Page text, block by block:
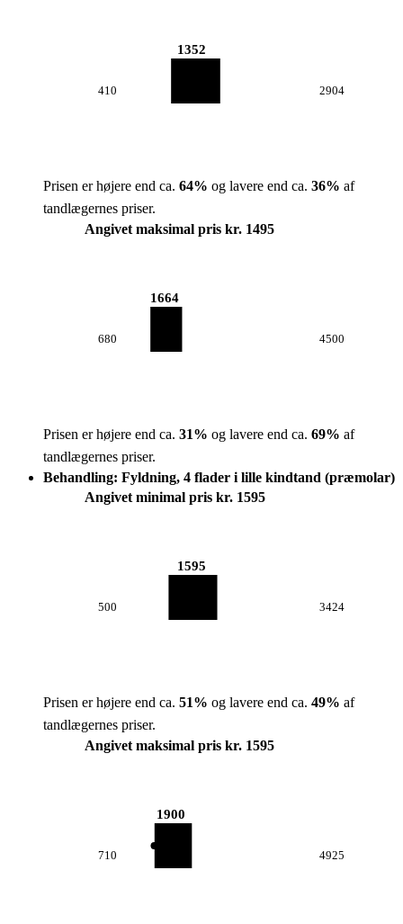
410
1352
2904
Prisen er højere end ca. 64% og lavere end ca. 36% af
tandlægernes priser.
Angivet maksimal pris kr. 1495
680
1664
4500
Prisen er højere end ca. 31% og lavere end ca. 69% af
tandlægernes priser.
Behandling: Fyldning, 4 flader i lille kindtand (præmolar)
Angivet minimal pris kr. 1595
500
1595
3424
Prisen er højere end ca. 51% og lavere end ca. 49% af
tandlægernes priser.
Angivet maksimal pris kr. 1595
710
1900
4925